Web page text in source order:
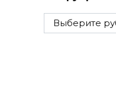
Все
рубрики